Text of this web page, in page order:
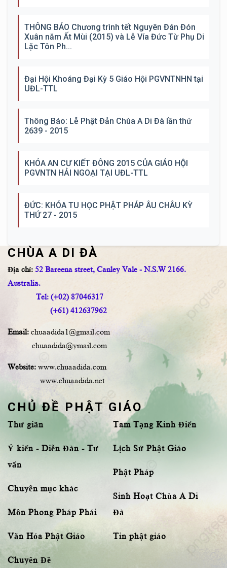
THÔNG BÁO Chương trình tết Nguyên Đán Đón
Xuân năm Ất Mùi (2015) và Lễ Vía Đức Từ Phụ Di
Lặc Tôn Ph...
Đại Hội Khoáng Đại Kỳ 5 Giáo Hội PGVNTNHN tại
UĐL-TTL
Thông Báo: Lễ Phật Đản Chùa A Di Đà lần thứ
2639 - 2015
KHÓA AN CƯ KIẾT ĐÔNG 2015 CỦA GIÁO HỘI
PGVNTN HẢI NGOẠI TẠI UĐL-TTL
ĐỨC: KHÓA TU HỌC PHẬT PHÁP ÂU CHÂU KỲ
THỨ 27 - 2015
CHÙA A DI ĐÀ
Địa chỉ: 52 Bareena street, Canley Vale - N.S.W 2166.
Australia.
Tel: (+02) 87046317
(+61) 412637962
Email: chuaadida1@gmail.com
chuaadida@ymail.com
Website: www.chuaadida.com
www.chuaadida.net
CHỦ ĐỀ PHẬT GIÁO
Thư giãn
Ý kiến - Diễn Đàn - Tư
vấn
Chuyên mục khác
Môn Phong Pháp Phái
Văn Hóa Phật Giáo
Chuyên Đề
Tam Tạng Kinh Điển
Lịch Sử Phật Giáo
Phật Pháp
Sinh Hoạt Chùa A Di
Đà
Tin phật giáo